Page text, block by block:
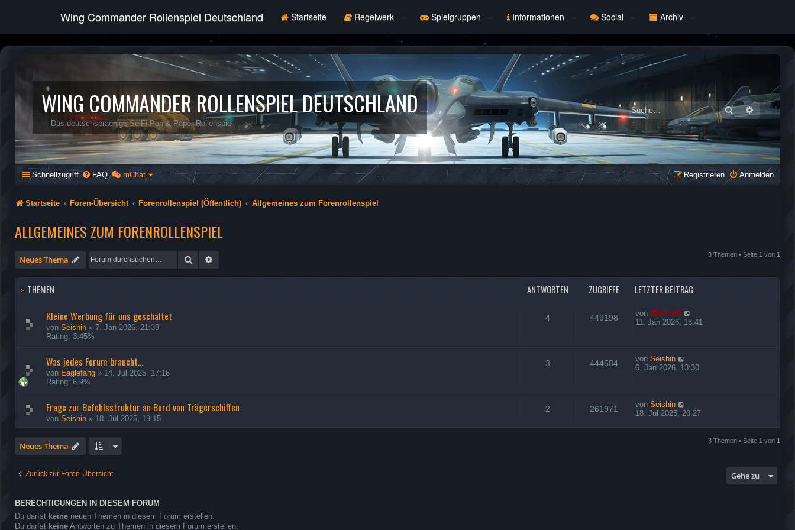
Wing Commander Rollenspiel Deutschland Startseite Regelwerk Spielgruppen Informationen Social Archiv
WING COMMANDER ROLLENSPIEL DEUTSCHLAND
Das deutschsprachige SciFi-Pen & Paper-Rollenspiel
Suche Erweiterte
Schnellzugriff FAQ mChat Anmelden
Registrieren
Startseite Foren-Übersicht Forenrollenspiel (Öffentlich) Allgemeines zum Forenrollenspiel
ALLGEMEINES ZUM FORENROLLENSPIEL
Neues Thema Suche 3 Themen • Seite 1 von 1
THEMEN ANTWORTEN ZUGRIFFE LETZTER BEITRAG
Kleine Werbung für uns geschaltet
von Seishin » 7. Jan 2026, 21:39
Rating: 3.45%
4 449198 von WarLord
11. Jan 2026, 13:41
Was jedes Forum braucht...
von Eaglefang » 14. Jul 2025, 17:16
Rating: 6.9%
3 444584 von Seishin
6. Jan 2026, 13:30
Frage zur Befehlsstruktur an Bord von Trägerschiffen
von Seishin » 18. Jul 2025, 19:15
2 261971 von Seishin
18. Jul 2025, 20:27
Neues Thema 3 Themen • Seite 1 von 1
Zurück zur Foren-Übersicht Gehe zu
BERECHTIGUNGEN IN DIESEM FORUM
Du darfst keine neuen Themen in diesem Forum erstellen.
Du darfst keine Antworten zu Themen in diesem Forum erstellen.